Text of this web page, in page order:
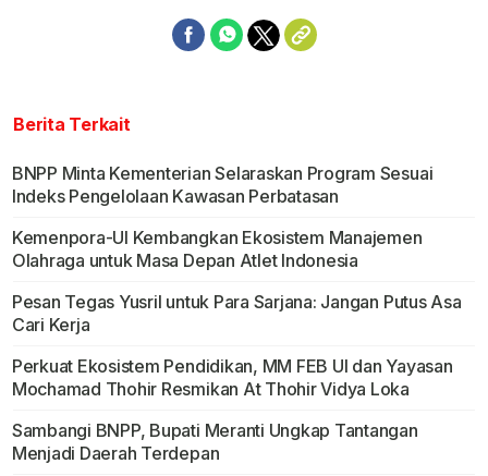
Berita Terkait
BNPP Minta Kementerian Selaraskan Program Sesuai
Indeks Pengelolaan Kawasan Perbatasan
Kemenpora-UI Kembangkan Ekosistem Manajemen
Olahraga untuk Masa Depan Atlet Indonesia
Pesan Tegas Yusril untuk Para Sarjana: Jangan Putus Asa
Cari Kerja
Perkuat Ekosistem Pendidikan, MM FEB UI dan Yayasan
Mochamad Thohir Resmikan At Thohir Vidya Loka
Sambangi BNPP, Bupati Meranti Ungkap Tantangan
Menjadi Daerah Terdepan